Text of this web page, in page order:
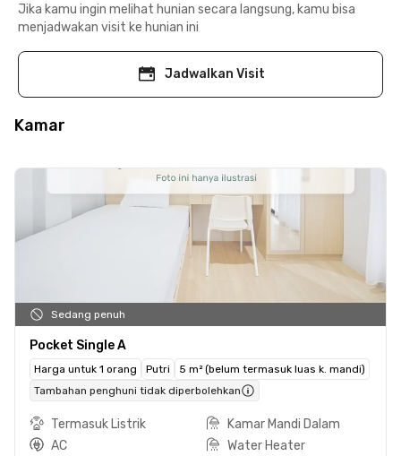
Jika kamu ingin melihat hunian secara langsung, kamu bisa
menjadwakan visit ke hunian ini
Jadwalkan Visit
Kamar
Sedang penuh
Pocket Single A
Harga untuk 1 orang Putri
5 m² (belum termasuk luas k. mandi)
Tambahan penghuni tidak diperbolehkan
Termasuk Listrik
Kamar Mandi Dalam
AC
Water Heater